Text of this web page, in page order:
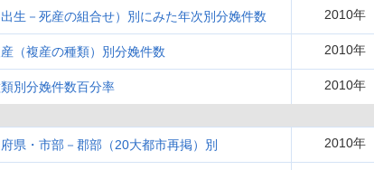
生－死産の組合せ）別にみた年次別分娩件数 2010年
（複産の種類）別分娩件数 2010年
別分娩件数百分率 2010年
県・市部－郡部（20大都市再掲）別 2010年